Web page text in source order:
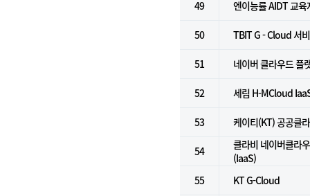
49 엔이능률 AIDT 교육
50 TBIT G - Cloud 서
51 네이버 클라우드 플
52 세림 H-MCloud
53 케이티(KT) 공공클
54
클라비 네이버클라
(IaaS)
55
KT G-Cloud